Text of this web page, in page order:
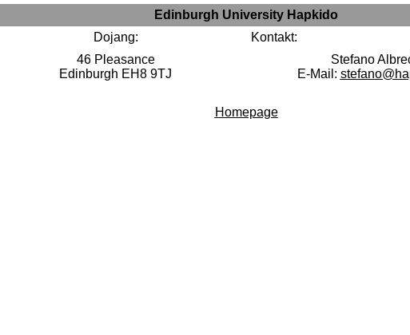
Edinburgh University Hapkido
Dojang:
Kontakt:
46 Pleasance
Edinburgh EH8 9TJ
Stefano
E-Mail:
Homepage